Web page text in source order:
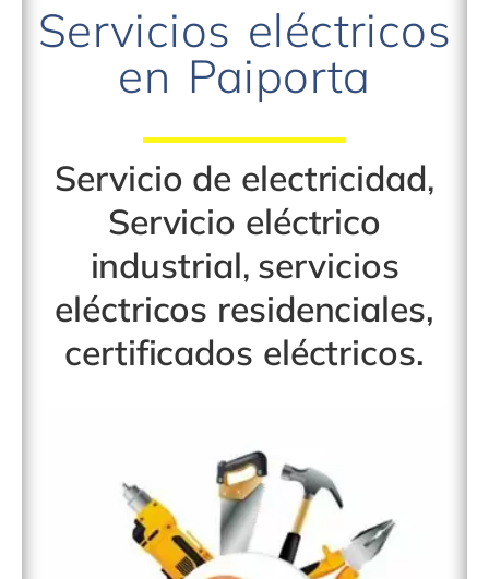
Servicios eléctricos
en Paiporta
Servicio de electricidad,
Servicio eléctrico
industrial, servicios
eléctricos residenciales,
certificados eléctricos.